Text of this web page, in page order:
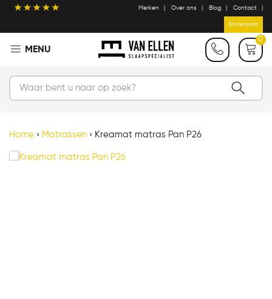
Merken Over ons Blog Contact
Showroom
0
Home › Matrassen › Kreamat matras Pan P26